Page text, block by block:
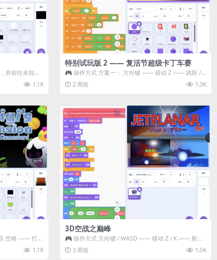
并前往未知领
1.1K
特别试玩版 2 —— 复活节超级卡丁车赛
🎮 操作方式 方案一： 方向键 —— 移动 Z —— 跳跃 /
漂移 方案二： ...
2 周前 1.3K
空格 —— 打开
1.1K
3D空战之巅峰
🎮 操作方式 方向键 / WASD —— 移动 Z / K —— 射击 /
攻击...
3 周前 1.5K